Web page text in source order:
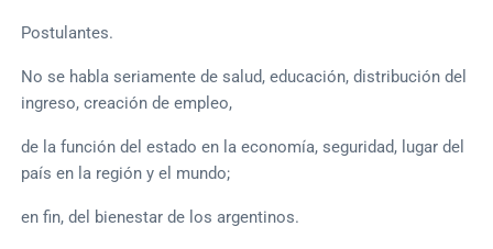
Postulantes.
No se habla seriamente de salud, educación, distribución del
ingreso, creación de empleo,
de la función del estado en la economía, seguridad, lugar del
país en la región y el mundo;
en fin, del bienestar de los argentinos.